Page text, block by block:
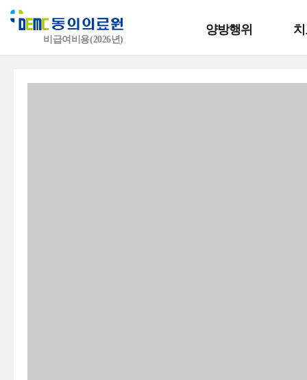
비급여비용(2026년)
양방행위